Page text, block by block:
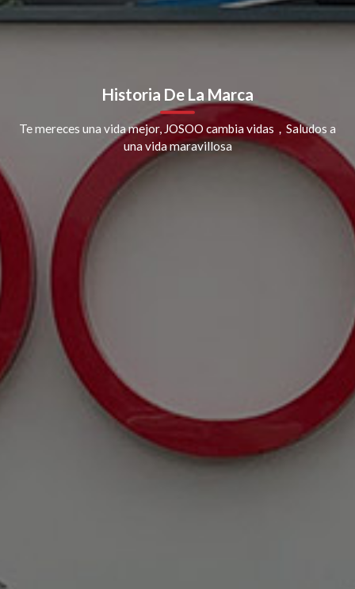
Historia De La Marca
Te mereces una vida mejor, JOSOO cambia vidas，Saludos a
una vida maravillosa